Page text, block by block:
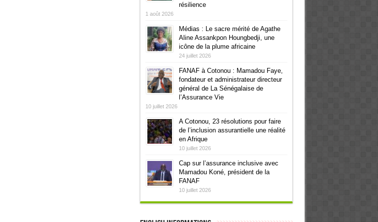
résilience
1 août 2026
Médias : Le sacre mérité de Agathe
Aline Assankpon Houngbedji, une
icône de la plume africaine
24 juillet 2026
FANAF à Cotonou : Mamadou Faye,
fondateur et administrateur directeur
général de La Sénégalaise de
l’Assurance Vie
10 juillet 2026
A Cotonou, 23 résolutions pour faire
de l’inclusion assurantielle une réalité
en Afrique
10 juillet 2026
Cap sur l’assurance inclusive avec
Mamadou Koné, président de la
FANAF
10 juillet 2026